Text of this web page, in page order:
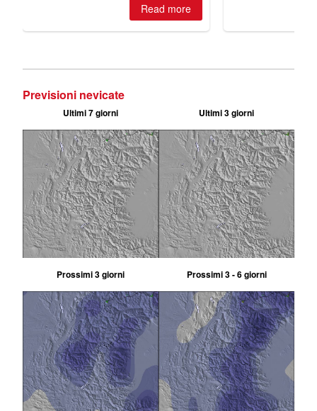
Previsioni nevicate
Ultimi 7 giorni Ultimi 3 giorni
Prossimi 3 giorni Prossimi 3 - 6 giorni